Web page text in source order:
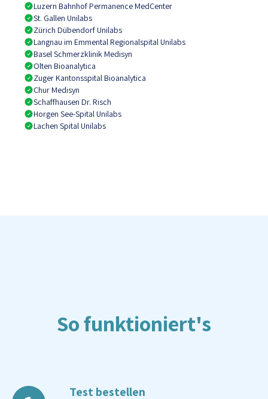
Luzern Bahnhof Permanence MedCenter
St. Gallen Unilabs
Zürich Dübendorf Unilabs
Langnau im Emmental Regionalspital Unilabs
Basel Schmerzklinik Medisyn
Olten Bioanalytica
Zuger Kantonsspital Bioanalytica
Chur Medisyn
Schaffhausen Dr. Risch
Horgen See-Spital Unilabs
Lachen Spital Unilabs
So funktioniert's
Test bestellen